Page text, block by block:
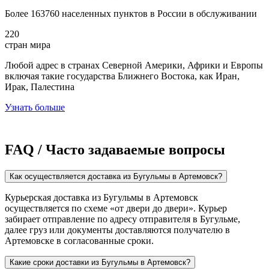
Более 163760 населенных пунктов в России в обслуживании
220
стран мира
Любой адрес в странах Северной Америки, Африки и Европы
включая такие государства Ближнего Востока, как Иран,
Ирак, Палестина
Узнать больше
FAQ / Часто задаваемые вопросы
Как осуществляется доставка из Бугульмы в Артемовск?
Курьерская доставка из Бугульмы в Артемовск
осуществляется по схеме «от двери до двери». Курьер
забирает отправление по адресу отправителя в Бугульме,
далее груз или документы доставляются получателю в
Артемовске в согласованные сроки.
Какие сроки доставки из Бугульмы в Артемовск?